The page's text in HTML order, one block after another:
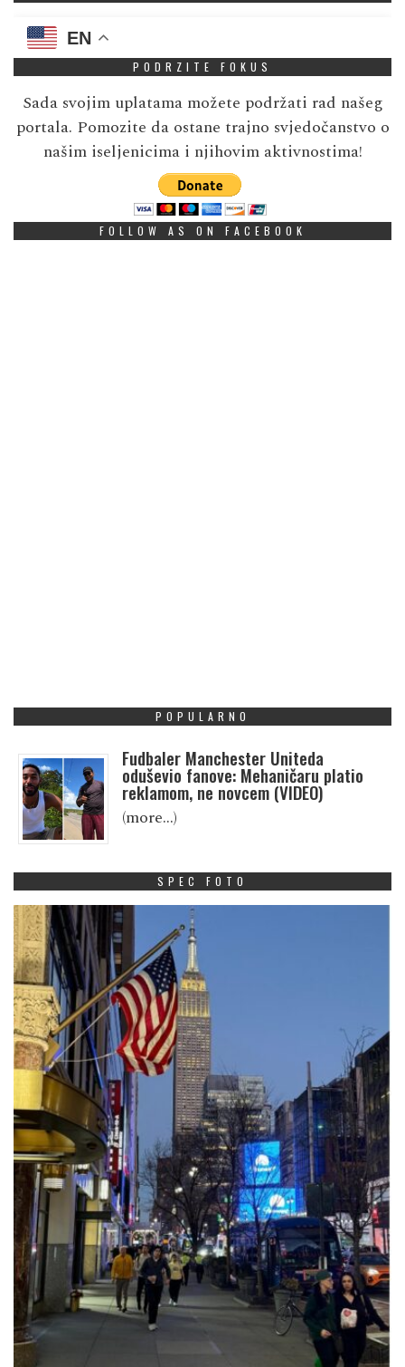
EN
PODRZITE FOKUS
Sada svojim uplatama možete podržati rad našeg
portala. Pomozite da ostane trajno svjedočanstvo o
našim iseljenicima i njihovim aktivnostima!
FOLLOW AS ON FACEBOOK
POPULARNO
Fudbaler Manchester Uniteda
oduševio fanove: Mehaničaru platio
reklamom, ne novcem (VIDEO)
(more…)
SPEC FOTO